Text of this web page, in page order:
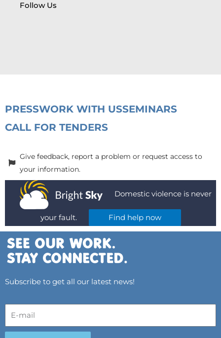
Follow Us
PRESSWORK WITH USSEMINARS
CALL FOR TENDERS
Give feedback, report a problem or request access to
your information.
Domestic violence is never
your fault. Find help now
Subscribe to get all our latest news!